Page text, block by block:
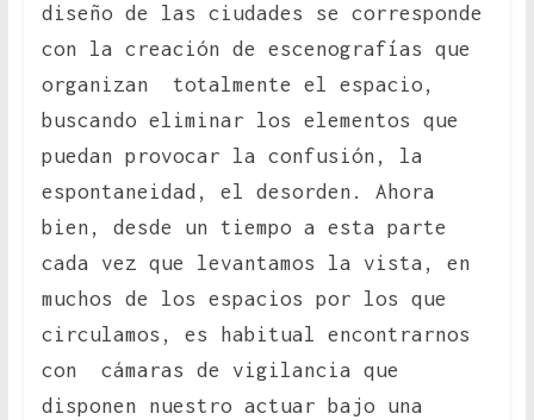
diseño de las ciudades se corresponde
con la creación de escenografías que
organizan totalmente el espacio,
buscando eliminar los elementos que
puedan provocar la confusión, la
espontaneidad, el desorden. Ahora
bien, desde un tiempo a esta parte
cada vez que levantamos la vista, en
muchos de los espacios por los que
circulamos, es habitual encontrarnos
con cámaras de vigilancia que
disponen nuestro actuar bajo una